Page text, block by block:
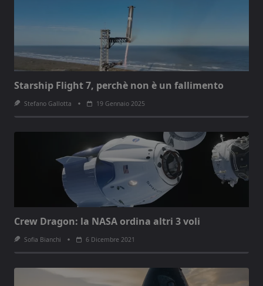
Starship Flight 7, perchè non è un fallimento
Stefano Gallotta 19 Gennaio 2025
Crew Dragon: la NASA ordina altri 3 voli
Sofia Bianchi 6 Dicembre 2021